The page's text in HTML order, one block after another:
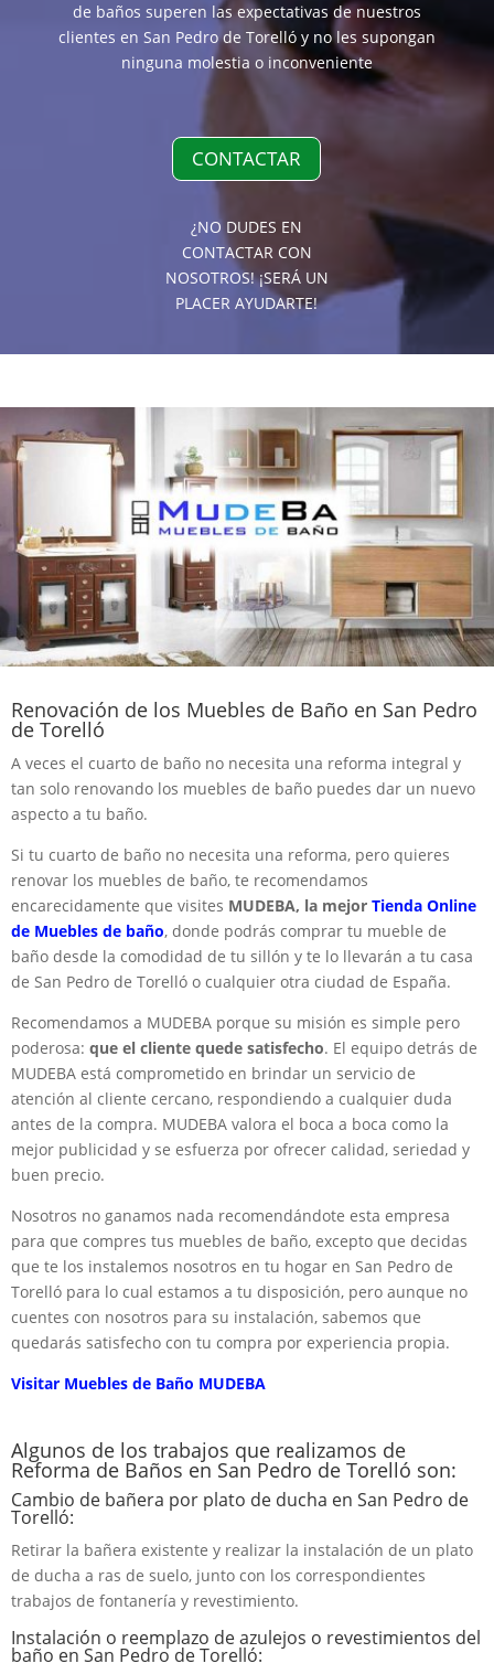
de baños superen las expectativas de nuestros
clientes en San Pedro de Torelló y no les supongan
ninguna molestia o inconveniente
CONTACTAR
¿NO DUDES EN
CONTACTAR CON
NOSOTROS! ¡SERÁ UN
PLACER AYUDARTE!
Renovación de los Muebles de Baño en San Pedro
de Torelló
A veces el cuarto de baño no necesita una reforma integral y
tan solo renovando los muebles de baño puedes dar un nuevo
aspecto a tu baño.
Si tu cuarto de baño no necesita una reforma, pero quieres
renovar los muebles de baño, te recomendamos
encarecidamente que visites MUDEBA, la mejor Tienda Online
de Muebles de baño, donde podrás comprar tu mueble de
baño desde la comodidad de tu sillón y te lo llevarán a tu casa
de San Pedro de Torelló o cualquier otra ciudad de España.
Recomendamos a MUDEBA porque su misión es simple pero
poderosa: que el cliente quede satisfecho. El equipo detrás de
MUDEBA está comprometido en brindar un servicio de
atención al cliente cercano, respondiendo a cualquier duda
antes de la compra. MUDEBA valora el boca a boca como la
mejor publicidad y se esfuerza por ofrecer calidad, seriedad y
buen precio.
Nosotros no ganamos nada recomendándote esta empresa
para que compres tus muebles de baño, excepto que decidas
que te los instalemos nosotros en tu hogar en San Pedro de
Torelló para lo cual estamos a tu disposición, pero aunque no
cuentes con nosotros para su instalación, sabemos que
quedarás satisfecho con tu compra por experiencia propia.
Visitar Muebles de Baño MUDEBA
Algunos de los trabajos que realizamos de
Reforma de Baños en San Pedro de Torelló son:
Cambio de bañera por plato de ducha en San Pedro de
Torelló:
Retirar la bañera existente y realizar la instalación de un plato
de ducha a ras de suelo, junto con los correspondientes
trabajos de fontanería y revestimiento.
Instalación o reemplazo de azulejos o revestimientos del
baño en San Pedro de Torelló: